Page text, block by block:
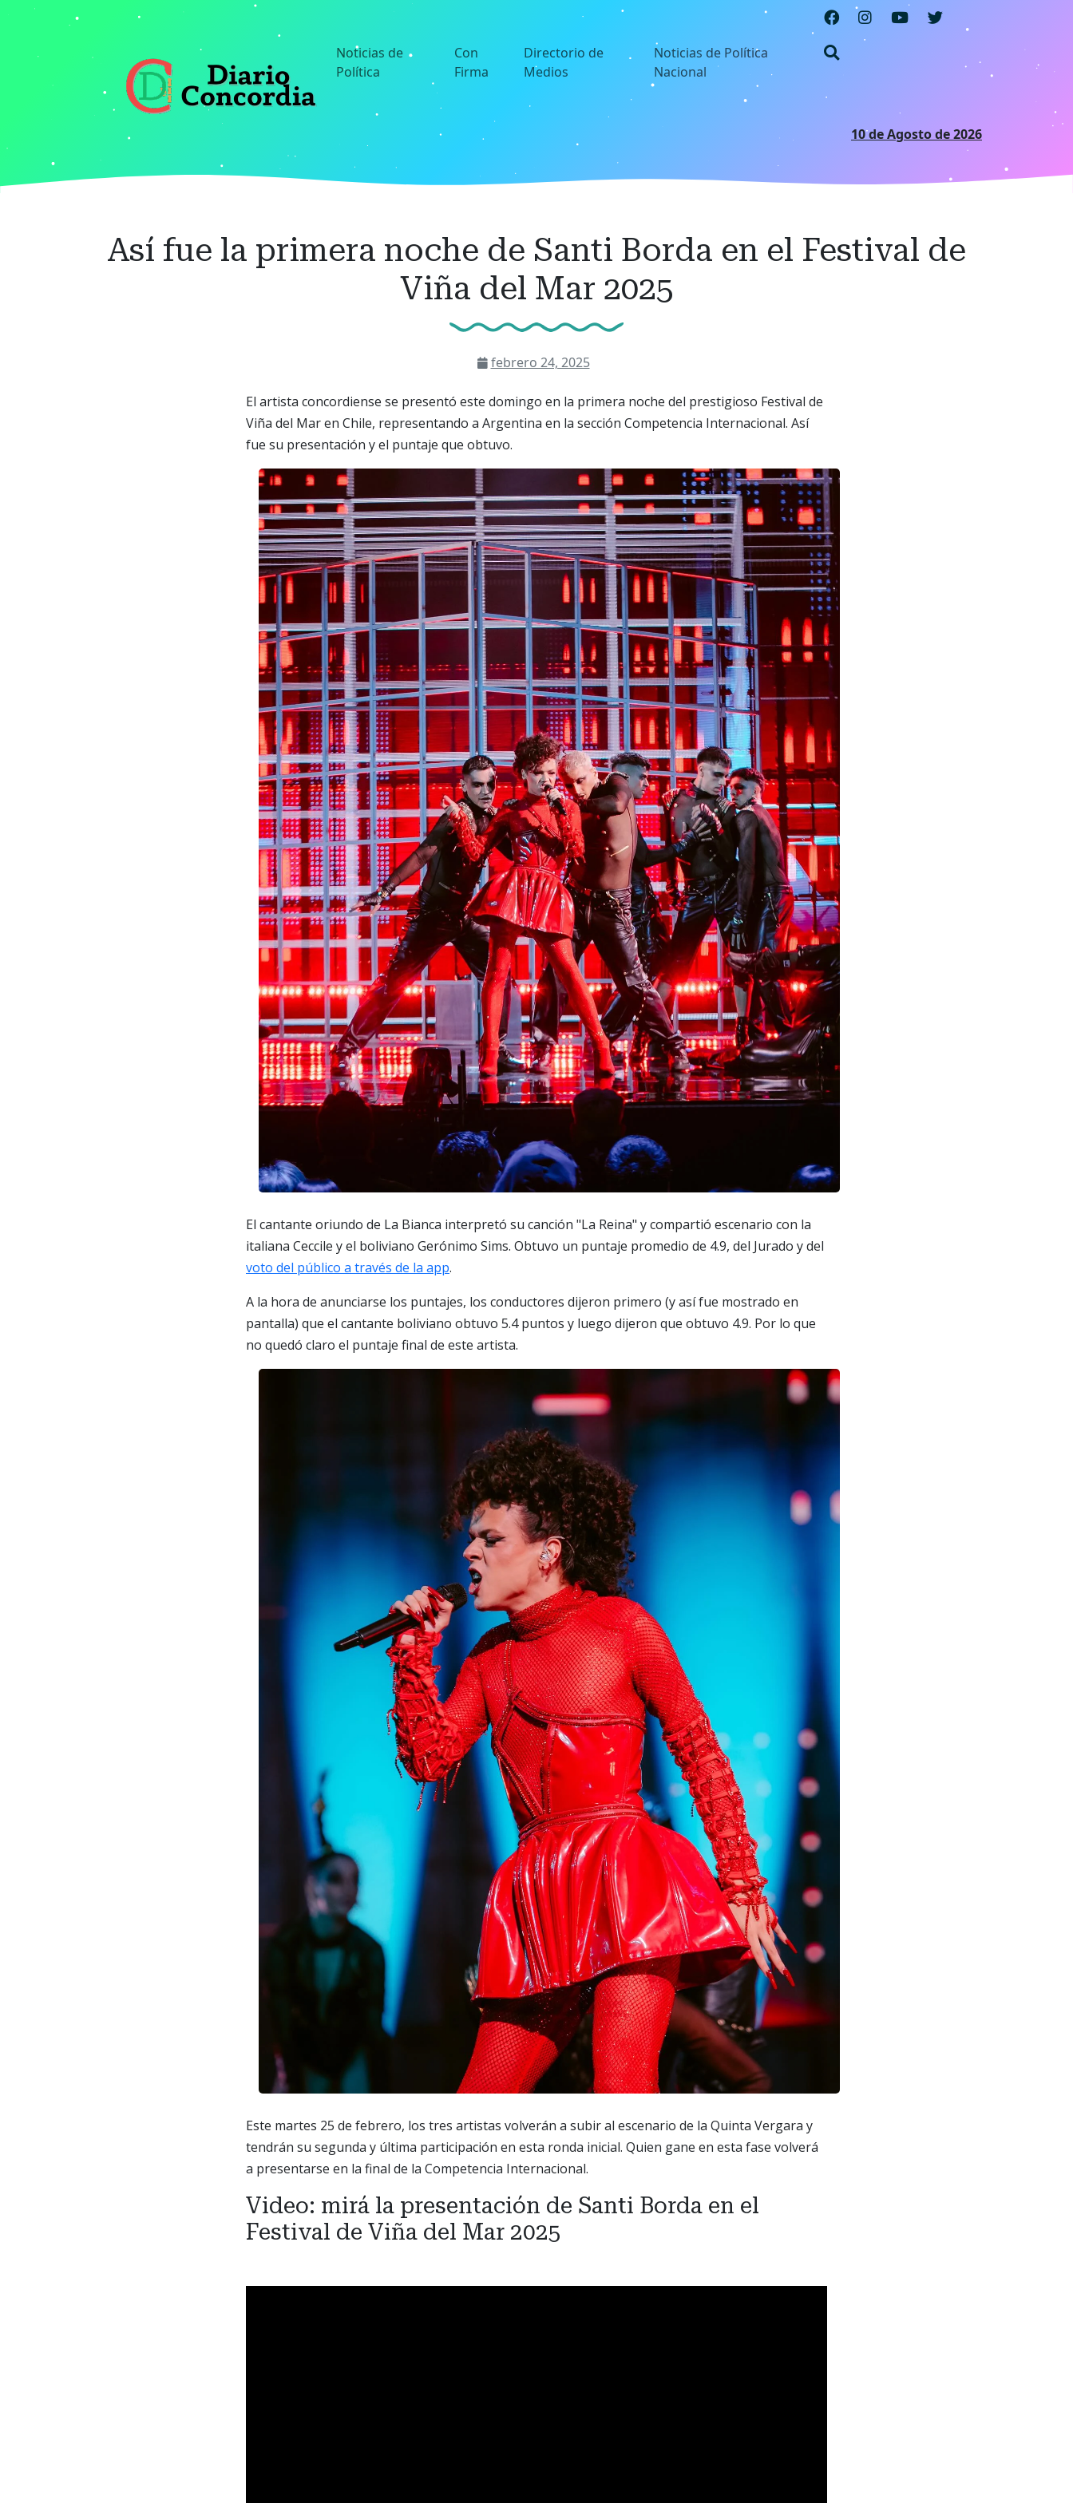
Noticias de
Política
Con
Firma
Directorio de
Medios
Noticias de Política
Nacional
10 de Agosto de 2026
Así fue la primera noche de Santi Borda en el Festival de
Viña del Mar 2025
febrero 24, 2025
El artista concordiense se presentó este domingo en la primera noche del prestigioso Festival de
Viña del Mar en Chile, representando a Argentina en la sección Competencia Internacional. Así
fue su presentación y el puntaje que obtuvo.
El cantante oriundo de La Bianca interpretó su canción "La Reina" y compartió escenario con la
italiana Ceccile y el boliviano Gerónimo Sims. Obtuvo un puntaje promedio de 4.9, del Jurado y del
voto del público a través de la app.
A la hora de anunciarse los puntajes, los conductores dijeron primero (y así fue mostrado en
pantalla) que el cantante boliviano obtuvo 5.4 puntos y luego dijeron que obtuvo 4.9. Por lo que
no quedó claro el puntaje final de este artista.
Este martes 25 de febrero, los tres artistas volverán a subir al escenario de la Quinta Vergara y
tendrán su segunda y última participación en esta ronda inicial. Quien gane en esta fase volverá
a presentarse en la final de la Competencia Internacional.
Video: mirá la presentación de Santi Borda en el
Festival de Viña del Mar 2025